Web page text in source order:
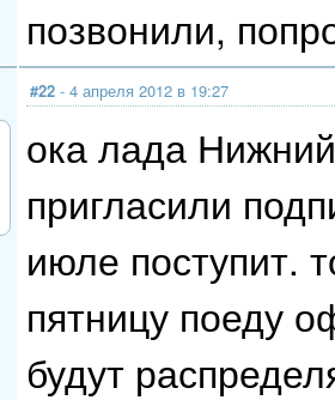
позвонили,
#22 - 4 апреля 2012 в 19:27
ока лада
пригласили
июле поступит.
пятницу поеду
будут